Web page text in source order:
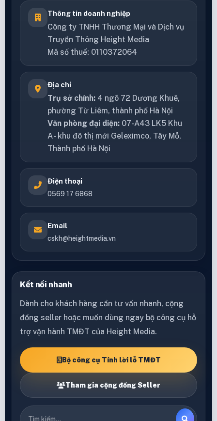
Thông tin doanh nghiệp
Công ty TNHH Thương Mại và Dịch vụ
Truyền Thông Height Media
Mã số thuế: 0110372064
Địa chỉ
Trụ sở chính: 4 ngõ 72 Dương Khuê,
phường Từ Liêm, thành phố Hà Nội
Văn phòng đại diện: 07-A43 LK5 Khu
A - khu đô thị mới Geleximco, Tây Mỗ,
Thành phố Hà Nội
Điện thoại
0569 17 6868
Email
cskh@heightmedia.vn
Kết nối nhanh
Dành cho khách hàng cần tư vấn nhanh, cộng
đồng seller hoặc muốn dùng ngay bộ công cụ hỗ
trợ vận hành TMĐT của Height Media.
Bộ công cụ Tính lời lỗ TMĐT
Tham gia cộng đồng Seller